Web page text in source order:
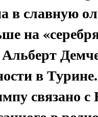
в славную
на
в
связано с